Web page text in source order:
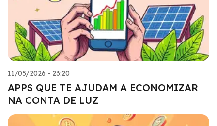
11/05/2026 - 23:20
APPS QUE TE AJUDAM A ECONOMIZAR
NA CONTA DE LUZ